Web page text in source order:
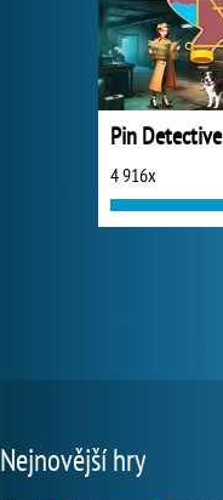
Pin Detective
4 916x
Nejnovější hry